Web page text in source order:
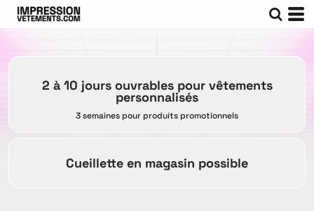
2 à 10 jours ouvrables pour vêtements
personnalisés
3 semaines pour produits promotionnels
Cueillette en magasin possible